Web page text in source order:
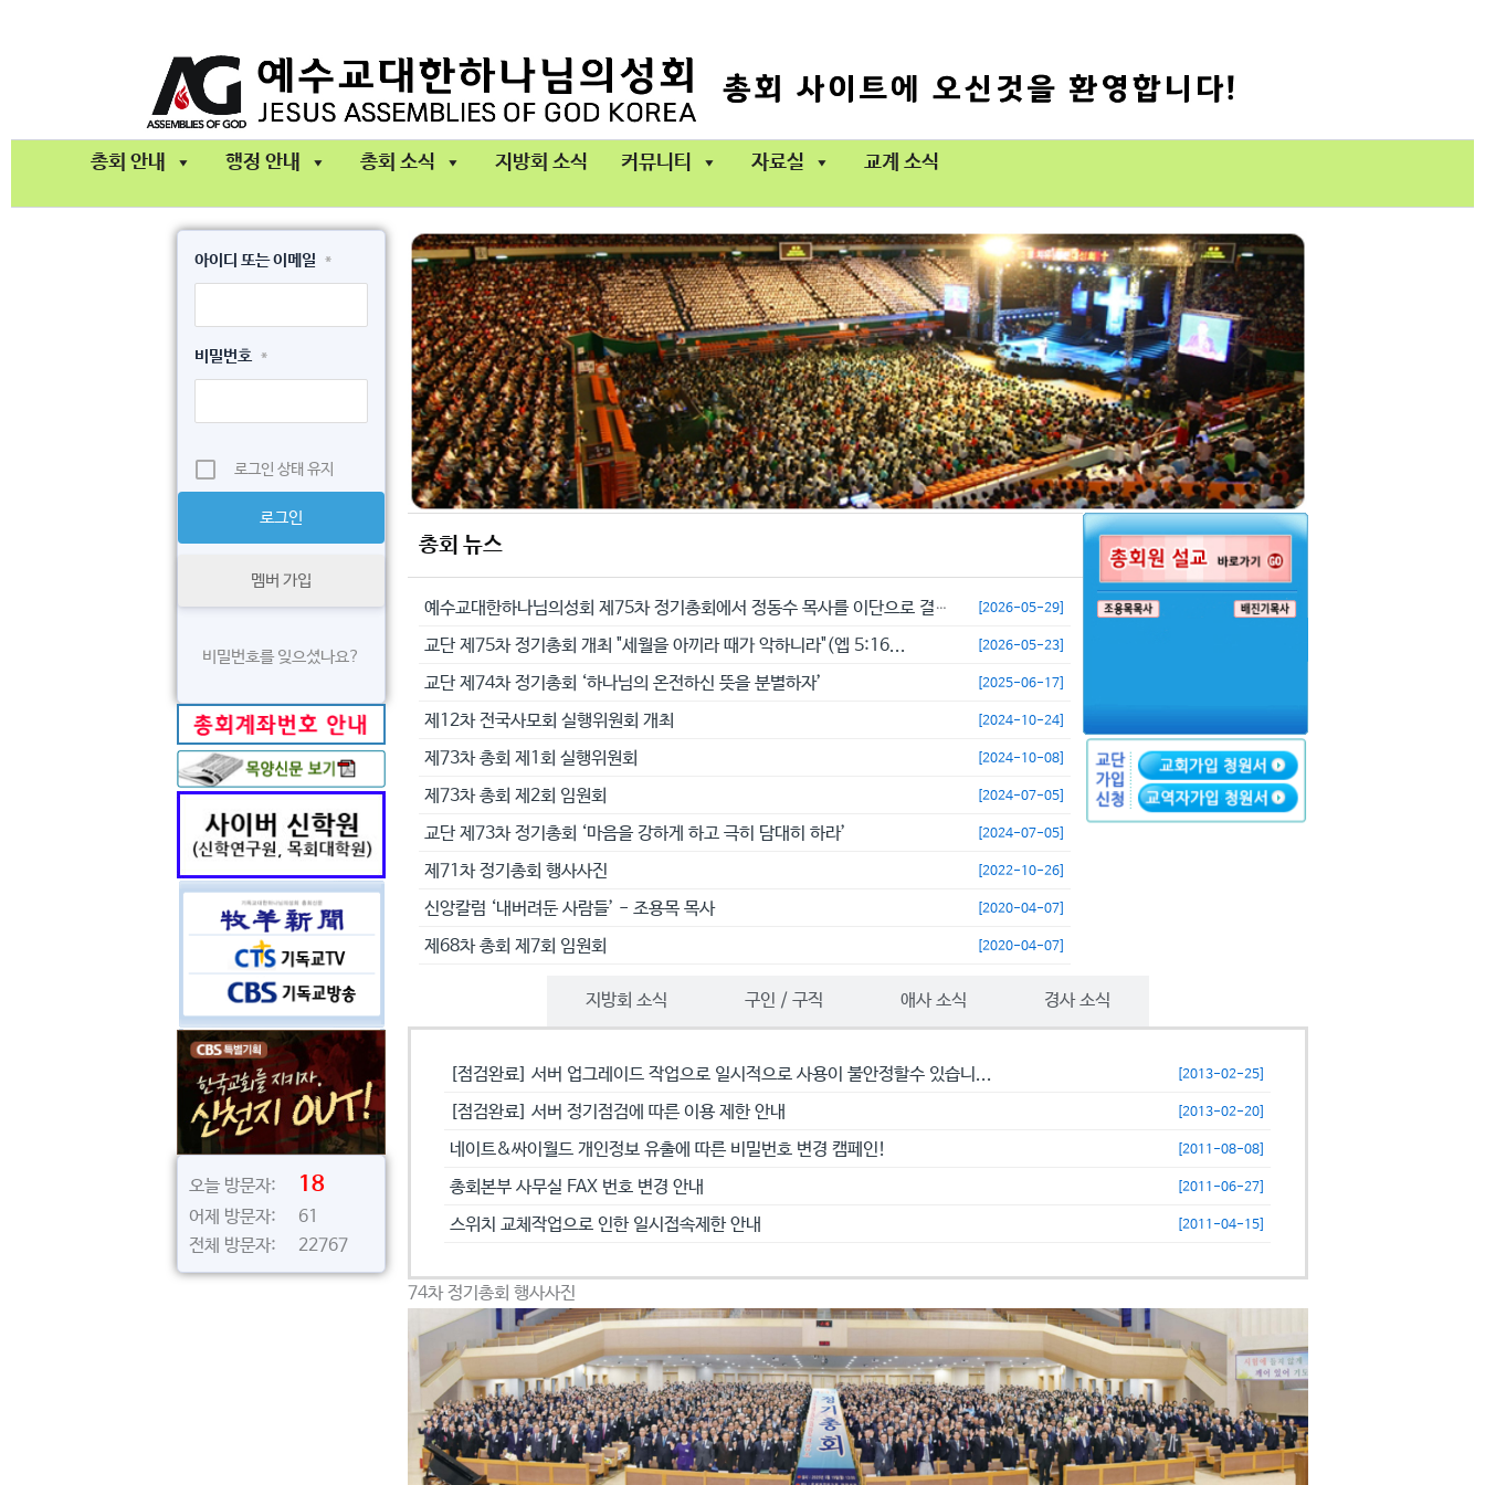
건
총회 안내 행정 안내 총회 소식 지방회 소식 커뮤니티 자료실 교계 소식
아이디 또는 이메일 *
비밀번호 *
로그인 상태 유지
멤버 가입
비밀번호를 잊으셨나요?
오늘 방문자: 18
어제 방문자: 61
전체 방문자: 22767
총회 뉴스
예수교대한하나님의성회 제75차 정기총회에서 정동수 목사를 이단으로 결의... [2026-05-29]
교단 제75차 정기총회 개최 "세월을 아끼라 때가 악하니라"(엡 5:16... [2026-05-23]
교단 제74차 정기총회 ‘하나님의 온전하신 뜻을 분별하자’ [2025-06-17]
제12차 전국사모회 실행위원회 개최 [2024-10-24]
제73차 총회 제1회 실행위원회 [2024-10-08]
제73차 총회 제2회 임원회 [2024-07-05]
교단 제73차 정기총회 ‘마음을 강하게 하고 극히 담대히 하라’ [2024-07-05]
제71차 정기총회 행사사진 [2022-10-26]
신앙칼럼 ‘내버려둔 사람들’ - 조용목 목사 [2020-04-07]
제68차 총회 제7회 임원회 [2020-04-07]
지방회 소식 구인 / 구직 애사 소식 경사 소식
[점검완료] 서버 업그레이드 작업으로 일시적으로 사용이 불안정할수 있습니... [2013-02-25]
[점검완료] 서버 정기점검에 따른 이용 제한 안내 [2013-02-20]
네이트&싸이월드 개인정보 유출에 따른 비밀번호 변경 캠페인! [2011-08-08]
총회본부 사무실 FAX 번호 변경 안내 [2011-06-27]
스위치 교체작업으로 인한 일시접속제한 안내 [2011-04-15]
74차 정기총회 행사사진